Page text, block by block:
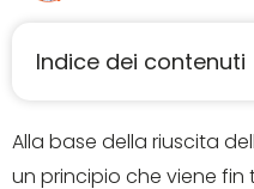
Indice dei contenuti
Alla base della riuscita
un principio che viene